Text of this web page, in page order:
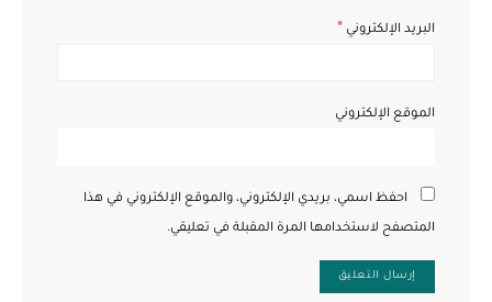
البريد الإلكتروني *
الموقع الإلكتروني
احفظ اسمي، بريدي الإلكتروني، والموقع الإلكتروني في هذا
المتصفح لاستخدامها المرة المقبلة في تعليقي.